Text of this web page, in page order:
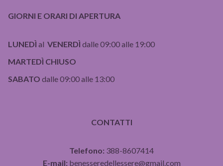
GIORNI E ORARI DI APERTURA
LUNEDÌ al VENERDÌ dalle 09:00 alle 19:00
MARTEDÌ CHIUSO
SABATO dalle 09:00 alle 13:00
CONTATTI
Telefono: 388-8607414
E-mail: benesseredellessere@gmail.com